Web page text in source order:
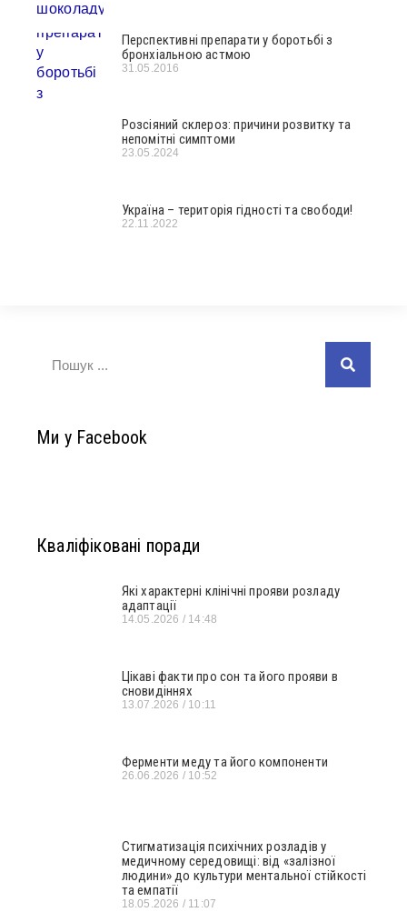
Перспективні препарати у боротьбі з
бронхіальною астмою
31.05.2016
Розсіяний склероз: причини розвитку та
непомітні симптоми
23.05.2024
Україна – територія гідності та свободи!
22.11.2022
Ми у Facebook
Кваліфіковані поради
Які характерні клінічні прояви розладу
адаптації
14.05.2026 14:48
Цікаві факти про сон та його прояви в
сновидіннях
13.07.2026 10:11
Ферменти меду та його компоненти
26.06.2026 10:52
Стигматизація психічних розладів у
медичному середовищі: від «залізної
людини» до культури ментальної стійкості
та емпатії
18.05.2026 11:07